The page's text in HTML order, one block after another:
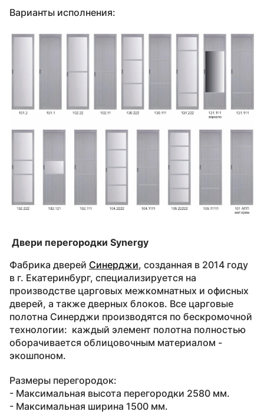
Варианты исполнения:
Двери перегородки Synergy
Фабрика дверей Синерджи, созданная в 2014 году
в г. Екатеринбург, специализируется на
производстве царговых межкомнатных и офисных
дверей, а также дверных блоков. Все царговые
полотна Синерджи производятся по бескромочной
технологии: каждый элемент полотна полностью
оборачивается облицовочным материалом -
экошпоном.
Размеры перегородок:
- Максимальная высота перегородки 2580 мм.
- Максимальная ширина 1500 мм.